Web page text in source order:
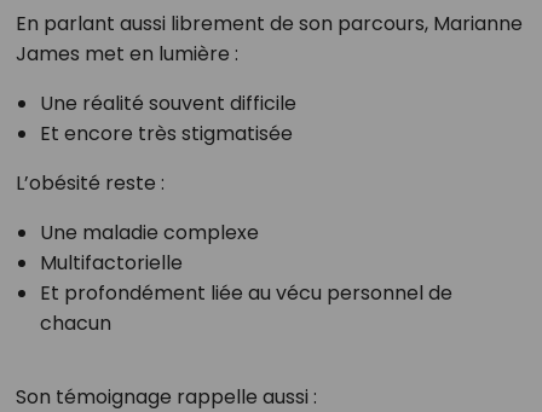
En parlant aussi librement de son parcours, Marianne
James met en lumière :
Une réalité souvent difficile
Et encore très stigmatisée
L’obésité reste :
Une maladie complexe
Multifactorielle
Et profondément liée au vécu personnel de
chacun
Son témoignage rappelle aussi :